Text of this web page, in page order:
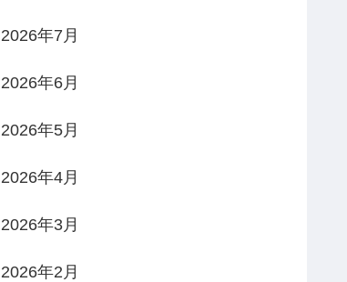
2026年7月
2026年6月
2026年5月
2026年4月
2026年3月
2026年2月